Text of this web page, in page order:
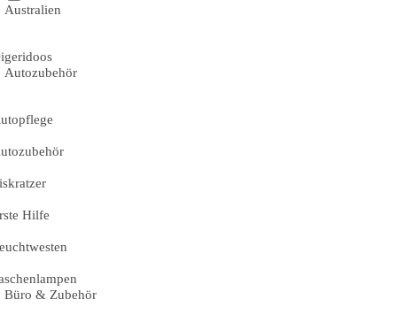
Australien
Autozubehör
Hilfe
Büro & Zubehör